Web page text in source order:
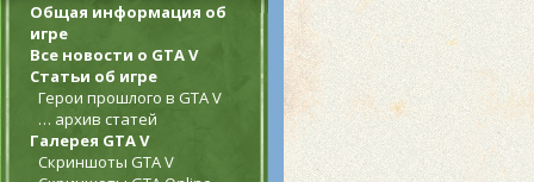
Общая информация об
игре
Все новости о GTA V
Статьи об игре
Герои прошлого в GTA V
… архив статей
Галерея GTA V
Скриншоты GTA V